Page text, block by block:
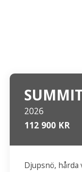
2026
112 900 KR
Djupsnö,